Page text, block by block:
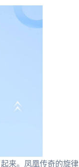
来。凤凰传奇的旋律